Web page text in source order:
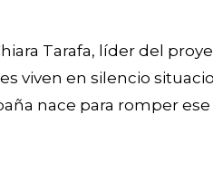
Tarafa, líder del
viven en silencio
nace para romper